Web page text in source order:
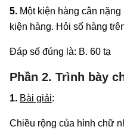
5. Một kiện hàng cân
kiện hàng. Hỏi số hàng
Đáp số đúng là: B. 60 tạ
Phần 2. Trình bày
1. Bài giải:
Chiều rộng của hình chữ